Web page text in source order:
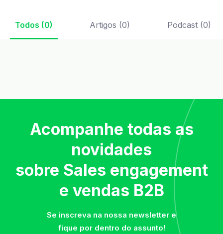
Todos (0) Artigos (0) Podcast (0)
Acompanhe todas as
novidades
sobre Sales engagement
e vendas B2B
Se inscreva na nossa newsletter e
fique por dentro do assunto!